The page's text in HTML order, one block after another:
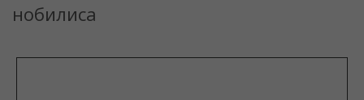
нобилиса